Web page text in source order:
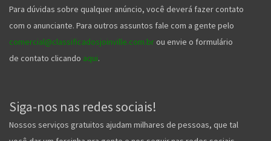
Para dúvidas sobre qualquer anúncio, você deverá fazer contato
com o anunciante. Para outros assuntos fale com a gente pelo
comercial@classificadosjoinville.com.br ou envie o formulário
de contato clicando aqui.
Siga-nos nas redes sociais!
Nossos serviços gratuitos ajudam milhares de pessoas, que tal